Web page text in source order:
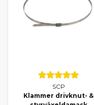
SCP
Klammer drivknut- &